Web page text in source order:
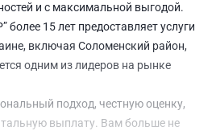
и с максимальной выгодой.
более 15 лет предоставляет услуги
включая Соломенский район,
одним из лидеров на рынке
подход, честную оценку,
выплату. Вам больше не